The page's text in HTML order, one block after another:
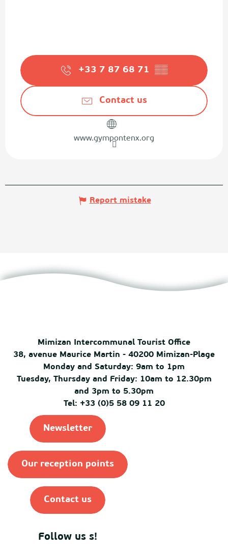
+33 7 87 68 71 ▒▒
Contact us
www.gympontenx.org
Report mistake
Mimizan Intercommunal Tourist Office
38, avenue Maurice Martin - 40200 Mimizan-Plage
Monday and Saturday: 9am to 1pm
Tuesday, Thursday and Friday: 10am to 12.30pm
and 3pm to 5.30pm
Tel: +33 (0)5 58 09 11 20
Newsletter
Our reception points
Contact us
Follow us s!